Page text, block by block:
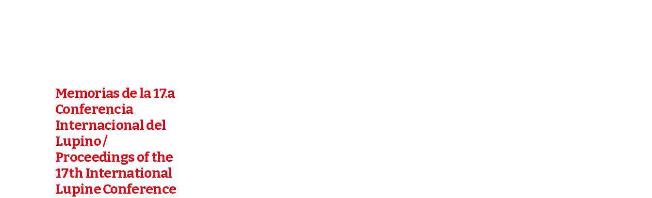
Memorias de la 17.a
Conferencia
Internacional del
Lupino /
Proceedings of the
17th International
Lupine Conference